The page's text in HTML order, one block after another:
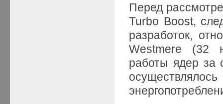
Перед
Turbo Boost,
разработок,
Westmere (32
работы ядер за